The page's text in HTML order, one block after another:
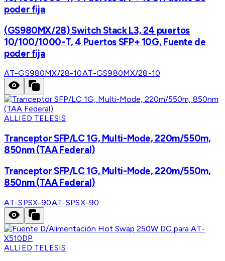
poder fija
(GS980MX/28) Switch Stack L3, 24 puertos
10/100/1000-T, 4 Puertos SFP+ 10G, Fuente de
poder fija
AT-GS980MX/28-10AT-GS980MX/28-10
ALLIED TELESIS
Tranceptor SFP/LC 1G, Multi-Mode, 220m/550m,
850nm (TAA Federal)
Tranceptor SFP/LC 1G, Multi-Mode, 220m/550m,
850nm (TAA Federal)
AT-SPSX-90AT-SPSX-90
ALLIED TELESIS